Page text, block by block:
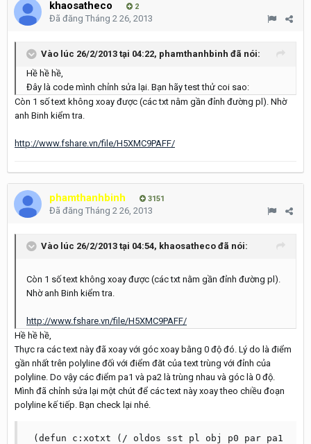
khaosatheco 2
Đã đăng Tháng 2 26, 2013
Vào lúc 26/2/2013 tại 04:22, phamthanhbinh đã nói:
Hề hề hề,
Đây là code mình chỉnh sửa lại. Bạn hãy test thử coi sao:
Còn 1 số text không xoay được (các txt nằm gần đỉnh đường pl). Nhờ
anh Binh kiểm tra.
http://www.fshare.vn/file/H5XMC9PAFF/
phamthanhbinh 3151
Đã đăng Tháng 2 26, 2013
Vào lúc 26/2/2013 tại 04:54, khaosatheco đã nói:
Còn 1 số text không xoay được (các txt nằm gần đỉnh đường pl).
Nhờ anh Binh kiểm tra.
http://www.fshare.vn/file/H5XMC9PAFF/
Hề hề hề,
Thực ra các text này đã xoay với góc xoay bằng 0 độ đó. Lý do là điểm
gần nhất trên polyline đối với điểm đăt của text trùng với đỉnh của
polyline. Do vậy các điểm pa1 và pa2 là trùng nhau và góc là 0 độ.
Mình đã chỉnh sửa lại một chút để các text này xoay theo chiều đoạn
polyline kế tiếp. Bạn check lại nhé.
(defun c:xotxt (/ oldos sst pl obj p0 par pa1